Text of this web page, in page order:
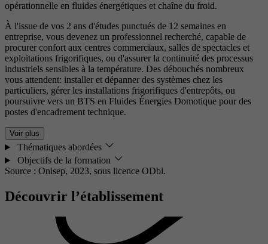
opérationnelle en fluides énergétiques et chaîne du froid.
À l'issue de vos 2 ans d'études punctués de 12 semaines en
entreprise, vous devenez un professionnel recherché, capable de
procurer confort aux centres commerciaux, salles de spectacles et
exploitations frigorifiques, ou d'assurer la continuité des processus
industriels sensibles à la température. Des débouchés nombreux
vous attendent: installer et dépanner des systèmes chez les
particuliers, gérer les installations frigorifiques d'entrepôts, ou
poursuivre vers un BTS en Fluides Énergies Domotique pour des
postes d'encadrement technique.
Voir plus
Thématiques abordées
Objectifs de la formation
Source : Onisep, 2023, sous licence ODbl.
Découvrir l’établissement